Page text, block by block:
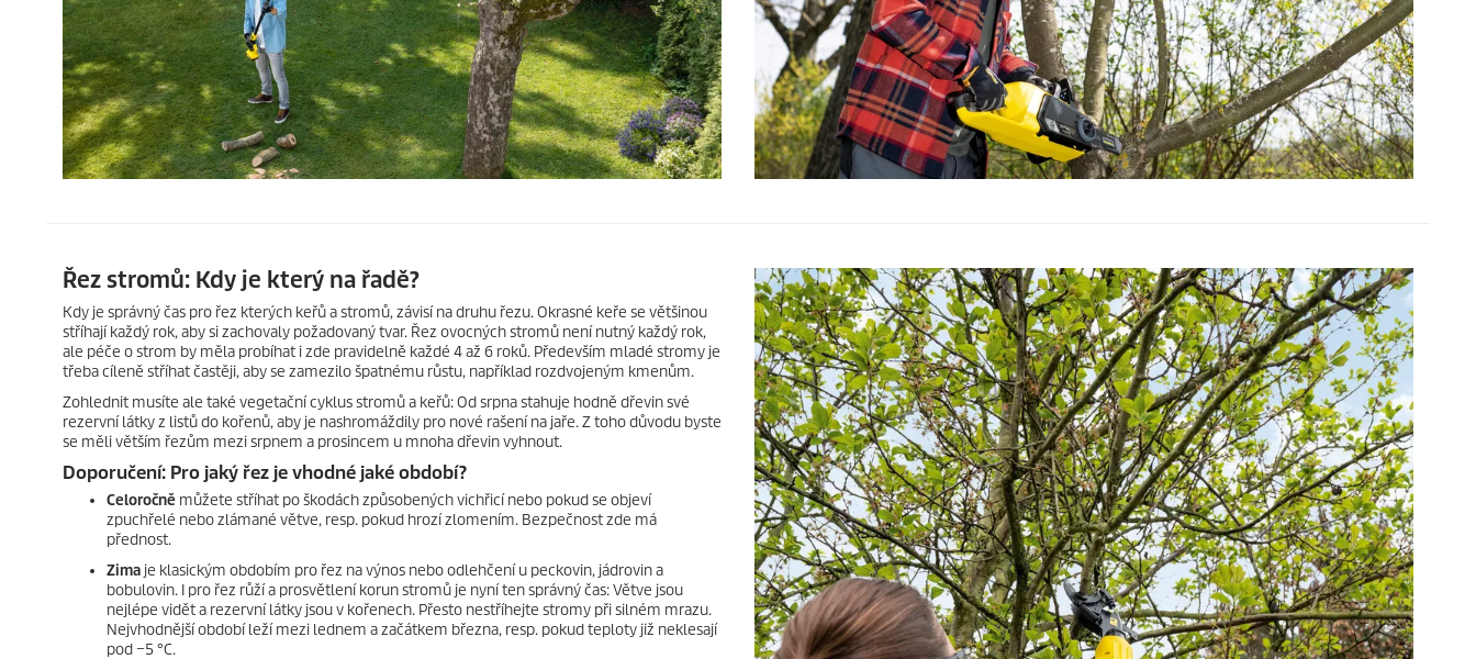
Řez stromů: Kdy je který na řadě?
Kdy je správný čas pro řez kterých keřů a stromů, závisí na druhu řezu. Okrasné keře se většinou
stříhají každý rok, aby si zachovaly požadovaný tvar. Řez ovocných stromů není nutný každý rok,
ale péče o strom by měla probíhat i zde pravidelně každé 4 až 6 roků. Především mladé stromy je
třeba cíleně stříhat častěji, aby se zamezilo špatnému růstu, například rozdvojeným kmenům.
Zohlednit musíte ale také vegetační cyklus stromů a keřů: Od srpna stahuje hodně dřevin své
rezervní látky z listů do kořenů, aby je nashromáždily pro nové rašení na jaře. Z toho důvodu byste
se měli větším řezům mezi srpnem a prosincem u mnoha dřevin vyhnout.
Doporučení: Pro jaký řez je vhodné jaké období?
Celoročně můžete stříhat po škodách způsobených vichřicí nebo pokud se objeví
zpuchřelé nebo zlámané větve, resp. pokud hrozí zlomením. Bezpečnost zde má
přednost.
Zima je klasickým obdobím pro řez na výnos nebo odlehčení u peckovin, jádrovin a
bobulovin. I pro řez růží a prosvětlení korun stromů je nyní ten správný čas: Větve jsou
nejlépe vidět a rezervní látky jsou v kořenech. Přesto nestříhejte stromy při silném mrazu.
Nejvhodnější období leží mezi lednem a začátkem března, resp. pokud teploty již neklesají
pod −5 °C.